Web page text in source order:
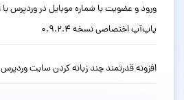
پاپ‌آپ اختصاصی نسخه 0.9.2.4
افزونه قدرتمند چند زبانه کردن سایت وردپرس WPML نسخه 4.9.6